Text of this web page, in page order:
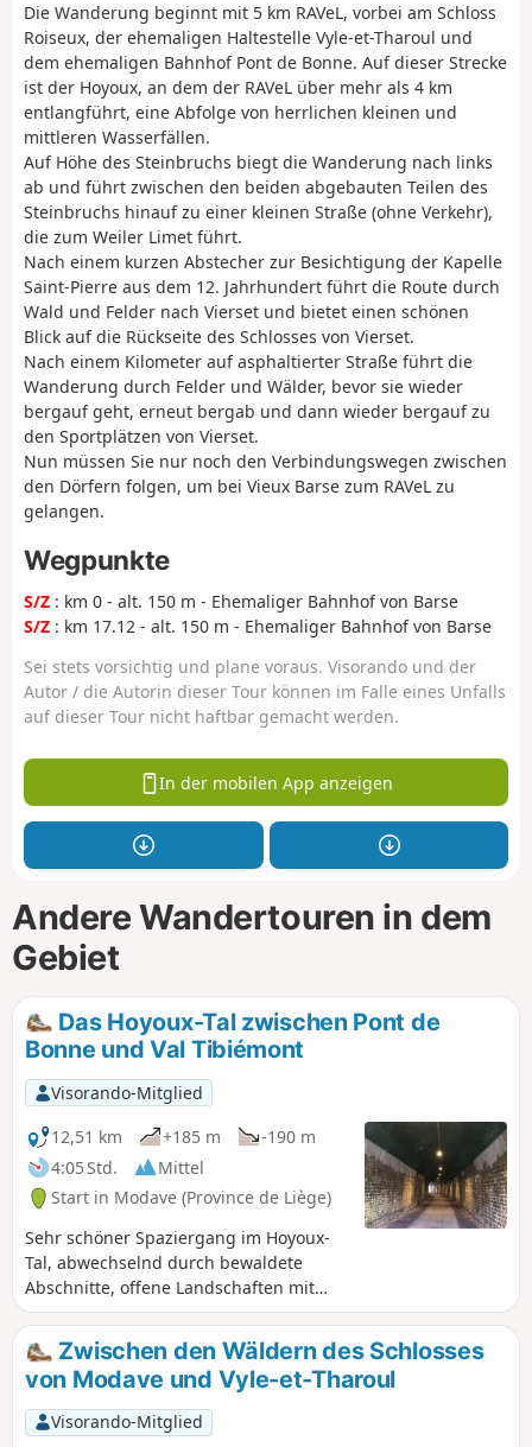
Die Wanderung beginnt mit 5 km RAVeL, vorbei am Schloss
Roiseux, der ehemaligen Haltestelle Vyle-et-Tharoul und
dem ehemaligen Bahnhof Pont de Bonne. Auf dieser Strecke
ist der Hoyoux, an dem der RAVeL über mehr als 4 km
entlangführt, eine Abfolge von herrlichen kleinen und
mittleren Wasserfällen.
Auf Höhe des Steinbruchs biegt die Wanderung nach links
ab und führt zwischen den beiden abgebauten Teilen des
Steinbruchs hinauf zu einer kleinen Straße (ohne Verkehr),
die zum Weiler Limet führt.
Nach einem kurzen Abstecher zur Besichtigung der Kapelle
Saint-Pierre aus dem 12. Jahrhundert führt die Route durch
Wald und Felder nach Vierset und bietet einen schönen
Blick auf die Rückseite des Schlosses von Vierset.
Nach einem Kilometer auf asphaltierter Straße führt die
Wanderung durch Felder und Wälder, bevor sie wieder
bergauf geht, erneut bergab und dann wieder bergauf zu
den Sportplätzen von Vierset.
Nun müssen Sie nur noch den Verbindungswegen zwischen
den Dörfern folgen, um bei Vieux Barse zum RAVeL zu
gelangen.
Wegpunkte
S/Z : km 0 - alt. 150 m - Ehemaliger Bahnhof von Barse
S/Z : km 17.12 - alt. 150 m - Ehemaliger Bahnhof von Barse
Sei stets vorsichtig und plane voraus. Visorando und der
Autor / die Autorin dieser Tour können im Falle eines Unfalls
auf dieser Tour nicht haftbar gemacht werden.
In der mobilen App anzeigen
Andere Wandertouren in dem
Gebiet
Das Hoyoux-Tal zwischen Pont de
Bonne und Val Tibiémont
Visorando-Mitglied
12,51 km
+185 m
-190 m
4:05 Std.
Mittel
Start in Modave (Province de Liège)
Sehr schöner Spaziergang im Hoyoux-
Tal, abwechselnd durch bewaldete
Abschnitte, offene Landschaften mit
schönen Ausblicken und reizvollen
Orten.Zwischen den Wäldern des Schlosses
von Modave und Vyle-et-Tharoul
Visorando-Mitglied